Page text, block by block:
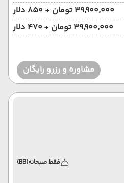
۳۹٬۹۰۰٬۰۰۰ تومان + ۸۵۰ دلار
۳۹٬۹۰۰٬۰۰۰ تومان + ۴۷۰ دلار
مشاوره و رزرو رایگان
فقط صبحانه(BB)